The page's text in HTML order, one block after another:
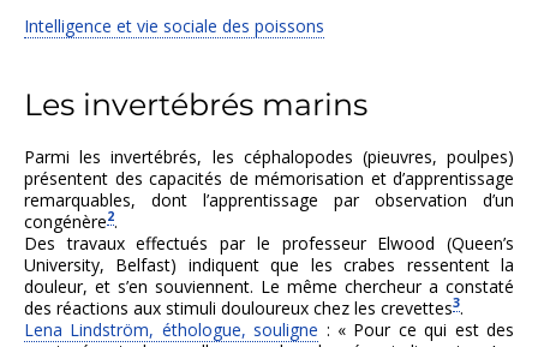
Intelligence et vie sociale des poissons
Les invertébrés marins
Parmi les invertébrés, les céphalopodes (pieuvres, poulpes)
présentent des capacités de mémorisation et d’apprentissage
remarquables, dont l’apprentissage par observation d’un
congénère2.
Des travaux effectués par le professeur Elwood (Queen’s
University, Belfast) indiquent que les crabes ressentent la
douleur, et s’en souviennent. Le même chercheur a constaté
des réactions aux stimuli douloureux chez les crevettes3.
Lena Lindström, éthologue, souligne : « Pour ce qui est des